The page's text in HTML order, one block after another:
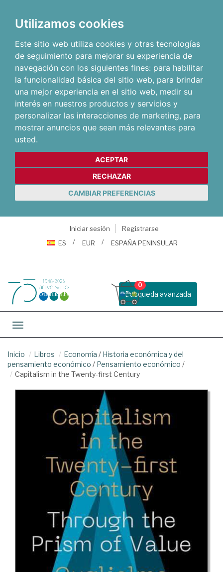
Utilizamos cookies
Este sitio web utiliza cookies y otras tecnologías
de seguimiento para mejorar su experiencia de
navegación con los siguientes fines: para habilitar
la funcionalidad básica del sitio web, para brindar
una mejor experiencia en el sitio web, medir su
interés en nuestros productos y servicios y
personalizar las interacciones de marketing, para
mostrar anuncios que sean más relevantes para
usted.
ACEPTAR
RECHAZAR
CAMBIAR PREFERENCIAS
Iniciar sesión
Registrarse
ES
EUR ESPAÑA PENINSULAR
Busqueda avanzada
0
Toggle navigation
Inicio Libros Economía / Historia económica y del
pensamiento económico / Pensamiento económico /
Capitalism in the Twenty-first Century